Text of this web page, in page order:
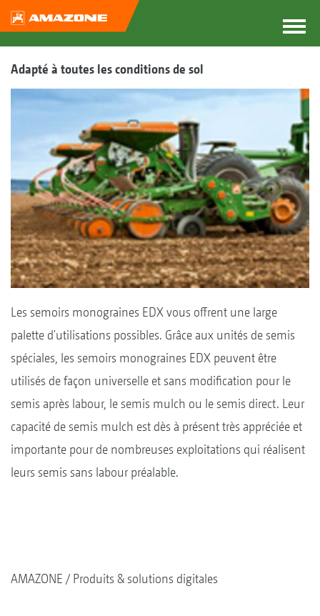
Adapté à toutes les conditions de sol
Les semoirs monograines EDX vous offrent une large
palette d'utilisations possibles. Grâce aux unités de semis
spéciales, les semoirs monograines EDX peuvent être
utilisés de façon universelle et sans modification pour le
semis après labour, le semis mulch ou le semis direct. Leur
capacité de semis mulch est dès à présent très appréciée et
importante pour de nombreuses exploitations qui réalisent
leurs semis sans labour préalable.
AMAZONE Produits & solutions digitales